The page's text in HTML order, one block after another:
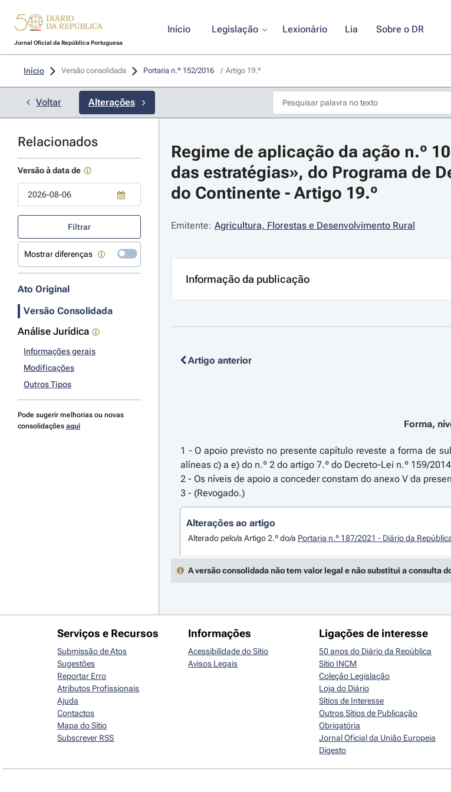
Jornal Oficial da República Portuguesa
Início Legislação Lexionário Lia Sobre o DR
Início Versão consolidada Portaria n.º 152/2016 / Artigo 19.º
Voltar Alterações
Relacionados
Versão à data de
Filtrar
Mostrar diferenças
Ato Original
Versão Consolidada
Análise Jurídica
Informações gerais
Modificações
Outros Tipos
Pode sugerir melhorias ou novas
consolidações aqui
Regime de aplicação da ação n.º
das estratégias», do Programa de
do Continente - Artigo 19.º
Emitente: Agricultura, Florestas e Desenvolvimento Rural
Informação da publicação
Artigo anterior
Forma,
1 - O apoio previsto no presente capítulo reveste a forma de
alíneas c) a e) do n.º 2 do artigo 7.º do Decreto-Lei n.º 159/
2 - Os níveis de apoio a conceder constam do anexo V da
3 - (Revogado.)
Alterações ao artigo
Alterado pelo/a Artigo 2.º do/a Portaria n.º 187/2021 - Diário da
A versão consolidada não tem valor legal e não substitui a consulta
Serviços e Recursos
Submissão de Atos
Sugestões
Reportar Erro
Atributos Profissionais
Ajuda
Contactos
Mapa do Sítio
Subscrever RSS
Informações
Acessibilidade do Sítio
Avisos Legais
Ligações de interesse
50 anos do Diário da República
Sítio INCM
Coleção Legislação
Loja do Diário
Sítios de Interesse
Outros Sítios de Publicação
Obrigatória
Jornal Oficial da União Europeia
Digesto